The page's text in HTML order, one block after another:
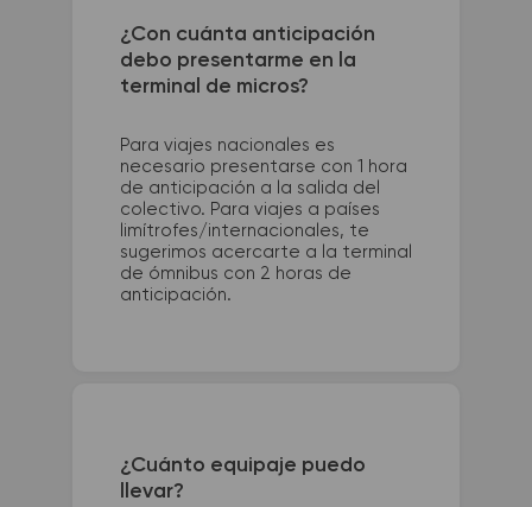
¿Con cuánta anticipación
debo presentarme en la
terminal de micros?
Para viajes nacionales es
necesario presentarse con 1 hora
de anticipación a la salida del
colectivo. Para viajes a países
limítrofes/internacionales, te
sugerimos acercarte a la terminal
de ómnibus con 2 horas de
anticipación.
¿Cuánto equipaje puedo
llevar?